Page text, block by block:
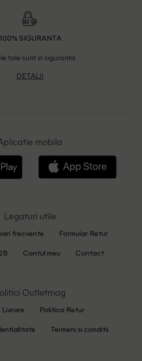
100% SIGURANTA
tale sunt in siguranta
DETALII
mobila
Legaturi utile
frecvente Formular Retur
Contul meu Contact
Outletmag
Livrare Politica Retur
Termeni si conditii